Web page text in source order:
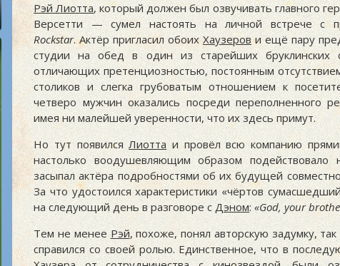
Рэй Лиотта, который должен был озвучивать главного
Версетти — сумел настоять на личной встрече с
Rockstar. Актёр пригласил обоихХаузерови ещё пару
студии на обед в один из старейших бруклинских
отличающих претенциозностью, постоянным
столиков и слегка грубоватым отношением к
четверо мужчин оказались посреди переполненного
имея ни малейшей уверенности, что их здесь примут.
Но тут появилсяЛиотта и провёл всю компанию
настолько воодушевляющим образом
засыпал актёра подробностями об их будущей
За что удостоился характеристики «чёртов
на следующий день в разговоре сДэном: God, your
Тем не менееРэй, похоже, понял авторскую задумку,
справился со своей ролью. Единственное, что в